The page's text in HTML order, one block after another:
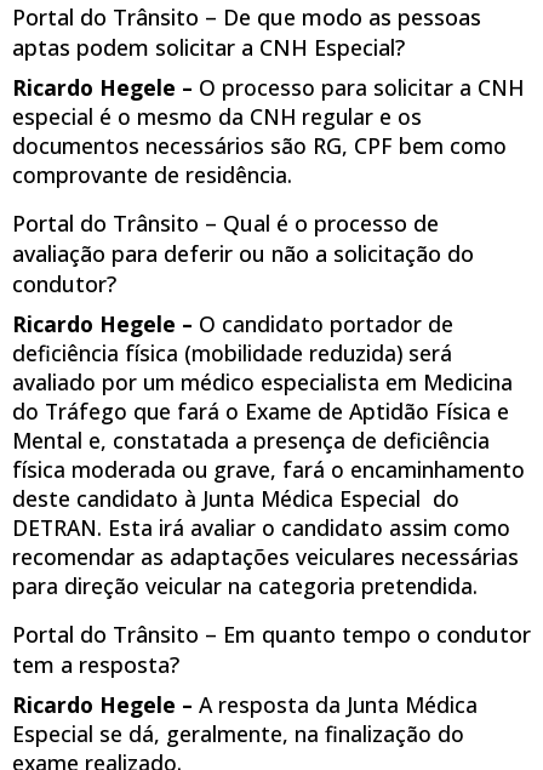
Portal do Trânsito – De que modo as pessoas
aptas podem solicitar a CNH Especial?
Ricardo Hegele – O processo para solicitar a CNH
especial é o mesmo da CNH regular e os
documentos necessários são RG, CPF bem como
comprovante de residência.
Portal do Trânsito – Qual é o processo de
avaliação para deferir ou não a solicitação do
condutor?
Ricardo Hegele – O candidato portador de
deficiência física (mobilidade reduzida) será
avaliado por um médico especialista em Medicina
do Tráfego que fará o Exame de Aptidão Física e
Mental e, constatada a presença de deficiência
física moderada ou grave, fará o encaminhamento
deste candidato à Junta Médica Especial do
DETRAN. Esta irá avaliar o candidato assim como
recomendar as adaptações veiculares necessárias
para direção veicular na categoria pretendida.
Portal do Trânsito – Em quanto tempo o condutor
tem a resposta?
Ricardo Hegele – A resposta da Junta Médica
Especial se dá, geralmente, na finalização do
exame realizado.